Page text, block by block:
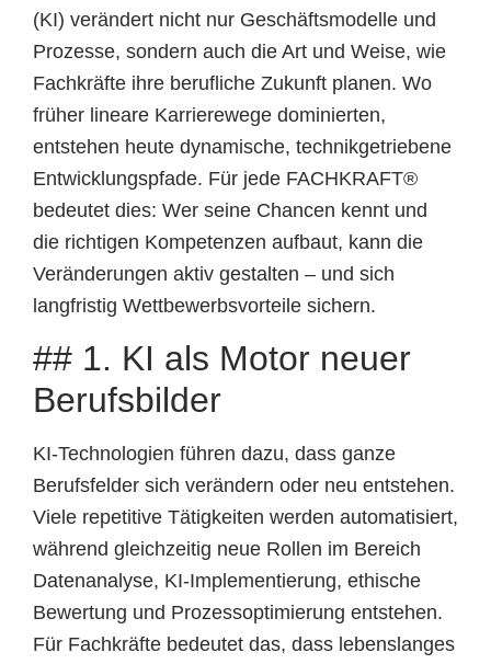
(KI) verändert nicht nur Geschäftsmodelle und
Prozesse, sondern auch die Art und Weise, wie
Fachkräfte ihre berufliche Zukunft planen. Wo
früher lineare Karrierewege dominierten,
entstehen heute dynamische, technikgetriebene
Entwicklungspfade. Für jede FACHKRAFT®
bedeutet dies: Wer seine Chancen kennt und
die richtigen Kompetenzen aufbaut, kann die
Veränderungen aktiv gestalten – und sich
langfristig Wettbewerbsvorteile sichern.
## 1. KI als Motor neuer
Berufsbilder
KI-Technologien führen dazu, dass ganze
Berufsfelder sich verändern oder neu entstehen.
Viele repetitive Tätigkeiten werden automatisiert,
während gleichzeitig neue Rollen im Bereich
Datenanalyse, KI-Implementierung, ethische
Bewertung und Prozessoptimierung entstehen.
Für Fachkräfte bedeutet das, dass lebenslanges